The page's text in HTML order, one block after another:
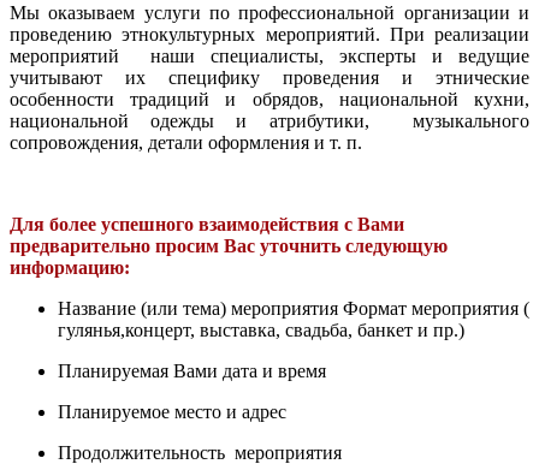
Мы оказываем услуги по профессиональной организации и
проведению этнокультурных мероприятий. При реализации
мероприятий наши специалисты, эксперты и ведущие
учитывают их специфику проведения и этнические
особенности традиций и обрядов, национальной кухни,
национальной одежды и атрибутики, музыкального
сопровождения, детали оформления и т. п.
Для более успешного взаимодействия с Вами
предварительно просим Вас уточнить следующую
информацию:
Название (или тема) мероприятия Формат мероприятия (
гулянья,концерт, выставка, свадьба, банкет и пр.)
Планируемая Вами дата и время
Планируемое место и адрес
Продолжительность мероприятия